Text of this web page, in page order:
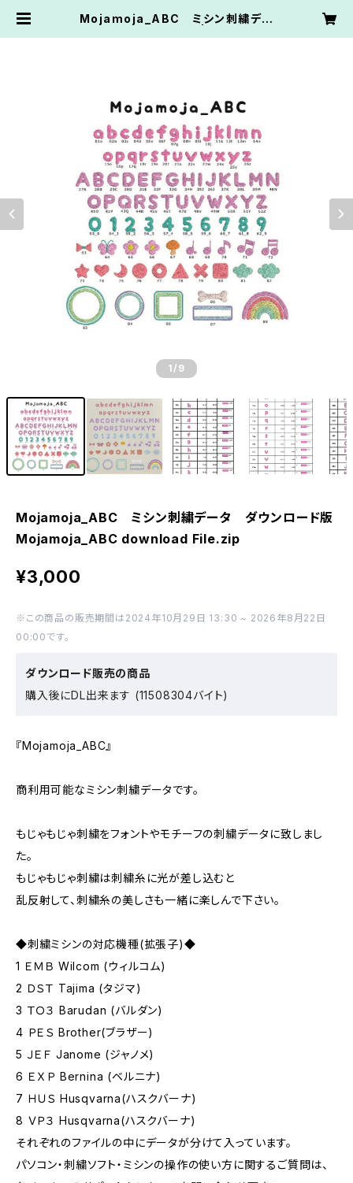
Mojamoja_ABC ミシン刺繍デー
1 /9
Mojamoja_ABC ミシン刺繍データ ダウンロード版
Mojamoja_ABC download File.zip
¥3,000
※この商品の販売期間は2024年10月29日 13:30 ~ 2026年8月22日
00:00です。
ダウンロード販売の商品
購入後にDL出来ます (11508304バイト)
『Mojamoja_ABC』
商利用可能なミシン刺繍データです。
もじゃもじゃ刺繍をフォントやモチーフの刺繍データに致しまし
た。
もじゃもじゃ刺繍は刺繍糸に光が差し込むと
乱反射して、刺繍糸の美しさも一緒に楽しんで下さい。
◆刺繍ミシンの対応機種(拡張子)◆
1 ＥＭＢ Wilcom (ウィルコム)
2 ＤＳＴ Tajima (タジマ)
3 ＴＯ３ Barudan (バルダン)
4 ＰＥＳ Brother(ブラザー)
5 ＪＥＦ Janome (ジャノメ)
6 ＥＸＰ Bernina (ベルニナ)
7 ＨＵＳ Husqvarna(ハスクバーナ)
8 ＶＰ３ Husqvarna(ハスクバーナ)
それぞれのファイルの中にデータが分けて入っています。
パソコン・刺繍ソフト・ミシンの操作の使い方に関するご質問は、